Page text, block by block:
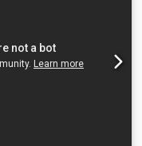
CERCAJES DE
INTERBLOQUEO